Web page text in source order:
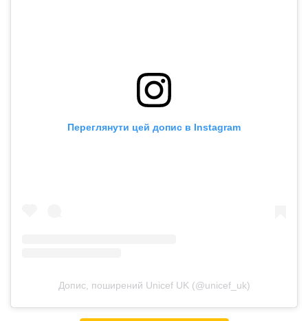
Переглянути цей допис в Instagram
Допис, поширений Unicef UK (@unicef_uk)